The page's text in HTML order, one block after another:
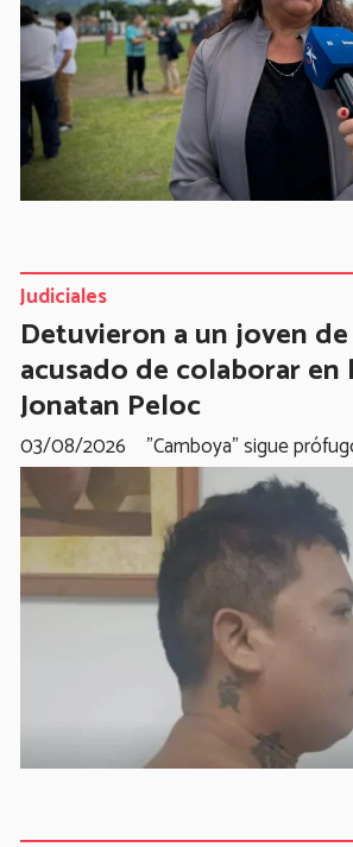
Detuvieron a un joven
acusado de colaborar en
Jonatan Peloc
"Camboya" sigue
Judiciales
03/08/2026